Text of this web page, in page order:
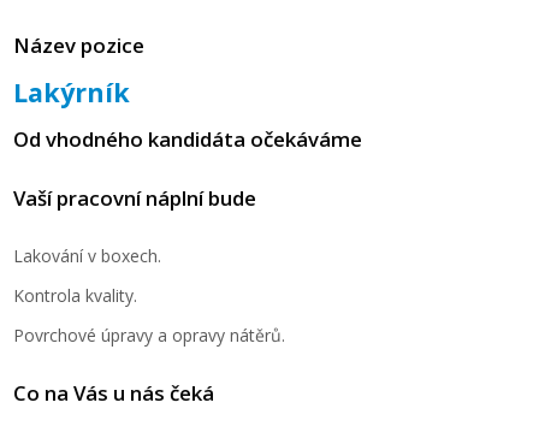
Název pozice
Lakýrník
Od vhodného kandidáta očekáváme
Vaší pracovní náplní bude
Lakování v boxech.
Kontrola kvality.
Povrchové úpravy a opravy nátěrů.
Co na Vás u nás čeká